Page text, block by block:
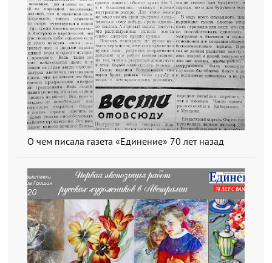
О чем писала газета «Единение» 70 лет назад